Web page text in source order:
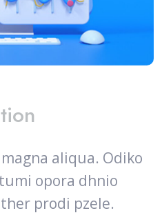
aliqua. Odiko
opora dhnio
prodi pzele.